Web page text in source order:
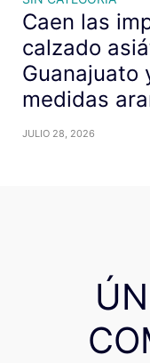
Caen las
calzado
Guanajuato
medidas
JULIO 28, 2026